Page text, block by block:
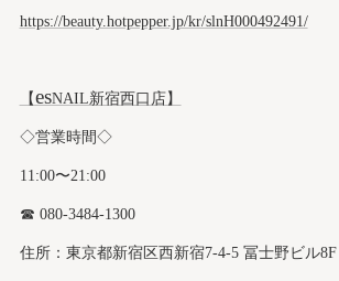
https://beauty.hotpepper.jp/kr/slnH000492491/
【esNAIL新宿西口店】
◇営業時間◇
11:00〜21:00
☎︎ 080-3484-1300
住所：東京都新宿区西新宿7-4-5 冨士野ビル8F